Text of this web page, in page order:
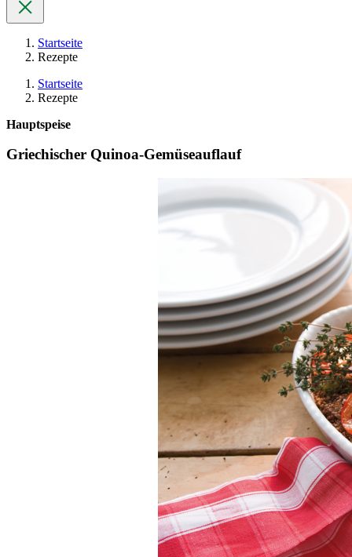
Startseite
Rezepte
Startseite
Rezepte
Hauptspeise
Griechischer Quinoa-Gemüseauflauf